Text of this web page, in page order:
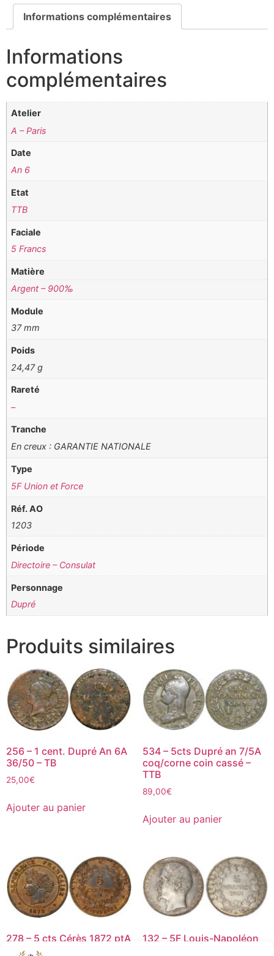
Informations complémentaires
Informations
complémentaires
Atelier
A – Paris
Date
An 6
Etat
TTB
Faciale
5 Francs
Matière
Argent – 900‰
Module
37 mm
Poids
24,47 g
Rareté
–
Tranche
En creux : GARANTIE NATIONALE
Type
5F Union et Force
Réf. AO
1203
Période
Directoire – Consulat
Personnage
Dupré
Produits similaires
256 – 1 cent. Dupré An 6A
36/50 – TB
25,00€
Ajouter au panier
534 – 5cts Dupré an 7/5A
coq/corne coin cassé –
TTB
89,00€
Ajouter au panier
278 – 5 cts Cérès 1872 ptA
– SUP
132 – 5F Louis-Napoléon